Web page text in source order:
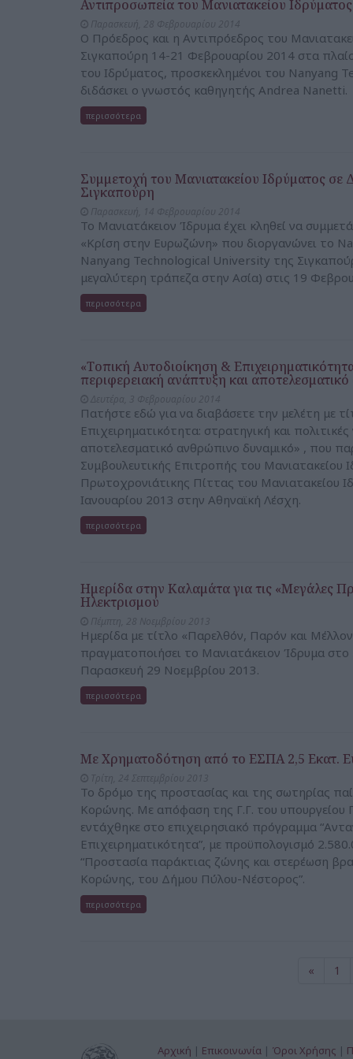
Αντιπροσωπεία του Μανιατακείου
Ο Πρόεδρος και η Αντιπρόεδρος του
Σιγκαπούρη 14-21 Φεβρουαρίου 2014 στα
του Ιδρύματος, προσκεκλημένοι του Nanyang
διδάσκει ο γνωστός καθηγητής Andrea Nanetti.
περισσότερα
Συμμετοχή του Μανιατακείου Ιδρύματος σε
Σιγκαπούρη
Το Μανιατάκειον Ίδρυμα έχει κληθεί να
«Κρίση στην Ευρωζώνη» που διοργανώνει το
Nanyang Technological University της
μεγαλύτερη τράπεζα στην Ασία) στις 19
περισσότερα
«Τοπική Αυτοδιοίκηση &
περιφερειακή ανάπτυξη και
Πατήστε εδώ για να διαβάσετε την μελέτη με
Επιχειρηματικότητα: στρατηγική και
αποτελεσματικό ανθρώπινο δυναμικό» , που
Συμβουλευτικής Επιτροπής του
Πρωτοχρονιάτικης Πίττας του Μανιατακείου
Ιανουαρίου 2013 στην Αθηναϊκή Λέσχη.
περισσότερα
Ημερίδα στην Καλαμάτα για τις «Μεγάλες
Ηλεκτρισμού
Ημερίδα με τίτλο «Παρελθόν, Παρόν και
πραγματοποιήσει το Μανιατάκειον Ίδρυμα
Παρασκευή 29 Νοεμβρίου 2013.
περισσότερα
Με Χρηματοδότηση από το ΕΣΠΑ 2,5 Εκατ.
Το δρόμο της προστασίας και της σωτηρίας
Κορώνης. Με απόφαση της Γ.Γ. του υπουργείου
εντάχθηκε στο επιχειρησιακό πρόγραμμα
Επιχειρηματικότητα”, με προϋπολογισμό
“Προστασία παράκτιας ζώνης και στερέωση
Κορώνης, του Δήμου Πύλου-Νέστορος”.
περισσότερα
« 1
Αρχική | Επικοινωνία| Όροι Χρήσης |